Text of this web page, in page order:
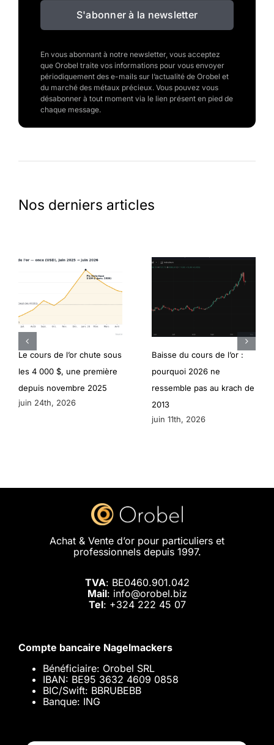
S'abonner à la newsletter
En vous abonnant à notre newsletter, vous acceptez
que Orobel traite vos informations pour vous envoyer
périodiquement des e-mails sur l’actualité de Orobel et
du marché des métaux précieux. Vous pouvez vous
désabonner à tout moment via le lien présent en pied de
chaque message.
Nos derniers articles
Le cours de l’or chute sous
les 4 000 $, une première
depuis novembre 2025
juin 24th, 2026
Baisse du cours de l’or :
pourquoi 2026 ne
ressemble pas au krach de
2013
juin 11th, 2026
Achat & Vente d’or pour particuliers et
professionnels depuis 1997.
TVA: BE0460.901.042
Mail: info@orobel.biz
Tel: +324 222 45 07
Compte bancaire Nagelmackers
Bénéficiaire: Orobel SRL
IBAN: BE95 3632 4609 0858
BIC/Swift: BBRUBEBB
Banque: ING